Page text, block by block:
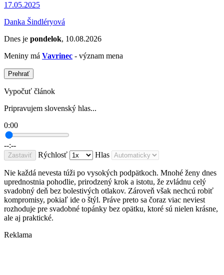
17.05.2025
Danka Šindléryová
Dnes je pondelok, 10.08.2026
Meniny má Vavrinec - význam mena
Prehrať
Vypočuť článok
Pripravujem slovenský hlas...
0:00
--:--
Zastaviť Rýchlosť Hlas
Nie každá nevesta túži po vysokých podpätkoch. Mnohé ženy dnes
uprednostnia pohodlie, prirodzený krok a istotu, že zvládnu celý
svadobný deň bez bolestivých otlakov. Zároveň však nechcú robiť
kompromisy, pokiaľ ide o štýl. Práve preto sa čoraz viac neviest
rozhoduje pre svadobné topánky bez opätku, ktoré sú nielen krásne,
ale aj praktické.
Reklama